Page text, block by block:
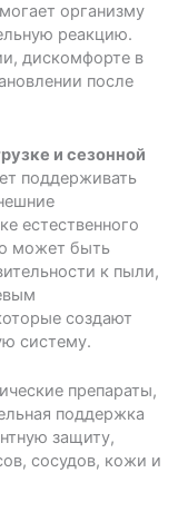
организму
реакцию.
дискомфорте в
после
и сезонной
поддерживать
естественного
может быть
к пыли,
создают
систему.
препараты,
поддержка
защиту,
сосудов, кожи и